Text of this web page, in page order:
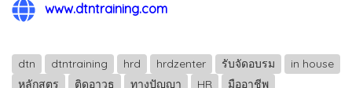
www.dtntraining.com
dtn dtntraining hrd hrdzenter รับจัดอบรม
in house
หลักสูตร
ติดอาวุธ ทางปัญญา HR
มืออาชีพ